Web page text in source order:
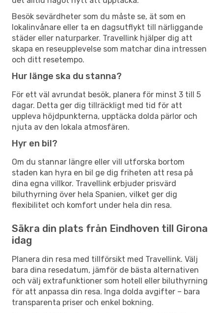
Besök sevärdheter som du måste se, ät som en
lokalinvånare eller ta en dagsutflykt till närliggande
städer eller naturparker. Travellink hjälper dig att
skapa en reseupplevelse som matchar dina intressen
och ditt resetempo.
Hur länge ska du stanna?
För ett väl avrundat besök, planera för minst 3 till 5
dagar. Detta ger dig tillräckligt med tid för att
uppleva höjdpunkterna, upptäcka dolda pärlor och
njuta av den lokala atmosfären.
Hyr en bil?
Om du stannar längre eller vill utforska bortom
staden kan hyra en bil ge dig friheten att resa på
dina egna villkor. Travellink erbjuder prisvärd
biluthyrning över hela Spanien, vilket ger dig
flexibilitet och komfort under hela din resa.
Säkra din plats från Eindhoven till Girona
idag
Planera din resa med tillförsikt med Travellink. Välj
bara dina resedatum, jämför de bästa alternativen
och välj extrafunktioner som hotell eller biluthyrning
för att anpassa din resa. Inga dolda avgifter – bara
transparenta priser och enkel bokning.